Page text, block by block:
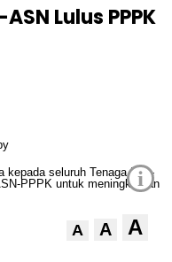
Lulus PPPK
i
A A A